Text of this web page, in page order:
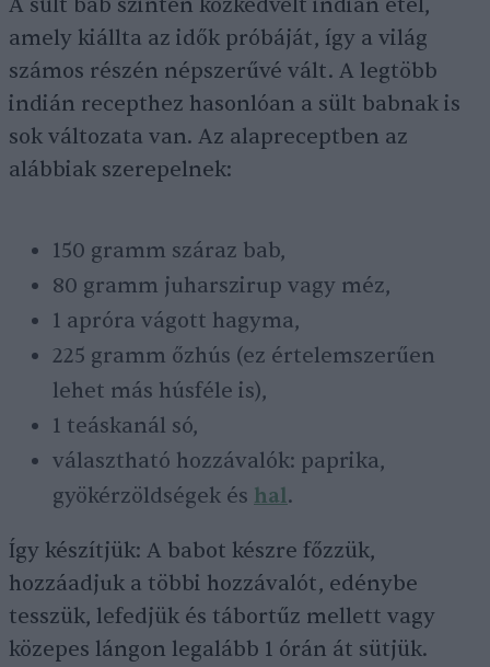
A sült bab szintén közkedvelt indián étel,
amely kiállta az idők próbáját, így a világ
számos részén népszerűvé vált. A legtöbb
indián recepthez hasonlóan a sült babnak is
sok változata van. Az alapreceptben az
alábbiak szerepelnek:
150 gramm száraz bab,
80 gramm juharszirup vagy méz,
1 apróra vágott hagyma,
225 gramm őzhús (ez értelemszerűen
lehet más húsféle is),
1 teáskanál só,
választható hozzávalók: paprika,
gyökérzöldségek és hal.
Így készítjük: A babot készre főzzük,
hozzáadjuk a többi hozzávalót, edénybe
tesszük, lefedjük és tábortűz mellett vagy
közepes lángon legalább 1 órán át sütjük.